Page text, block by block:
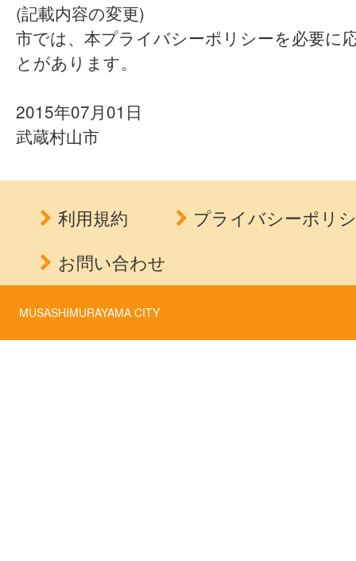
(記載内容の変更)
市では、本プライバシーポリシーを必要に
とがあります。
2015年07月01日
武蔵村山市
利用規約
プライバシーポリ
お問い合わせ
MUSASHIMURAYAMA CITY